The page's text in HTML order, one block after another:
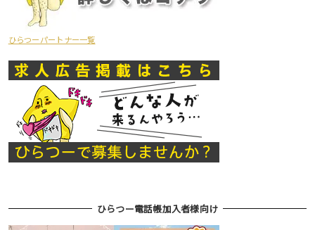
ひらつーパートナー一覧
ひらつー電話帳加入者様向け